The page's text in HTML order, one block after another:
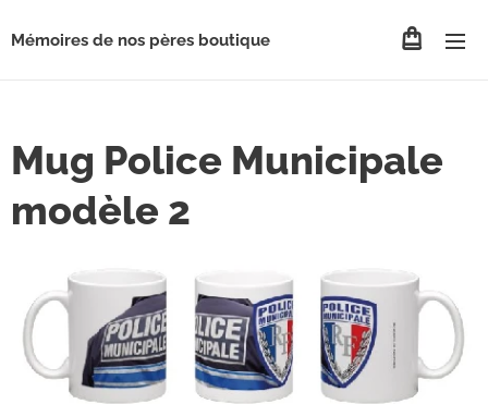
Mémoires de nos pères boutique
Mug Police Municipale
modèle 2